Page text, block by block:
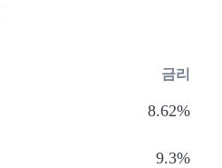
금리
8.62%
9.3%